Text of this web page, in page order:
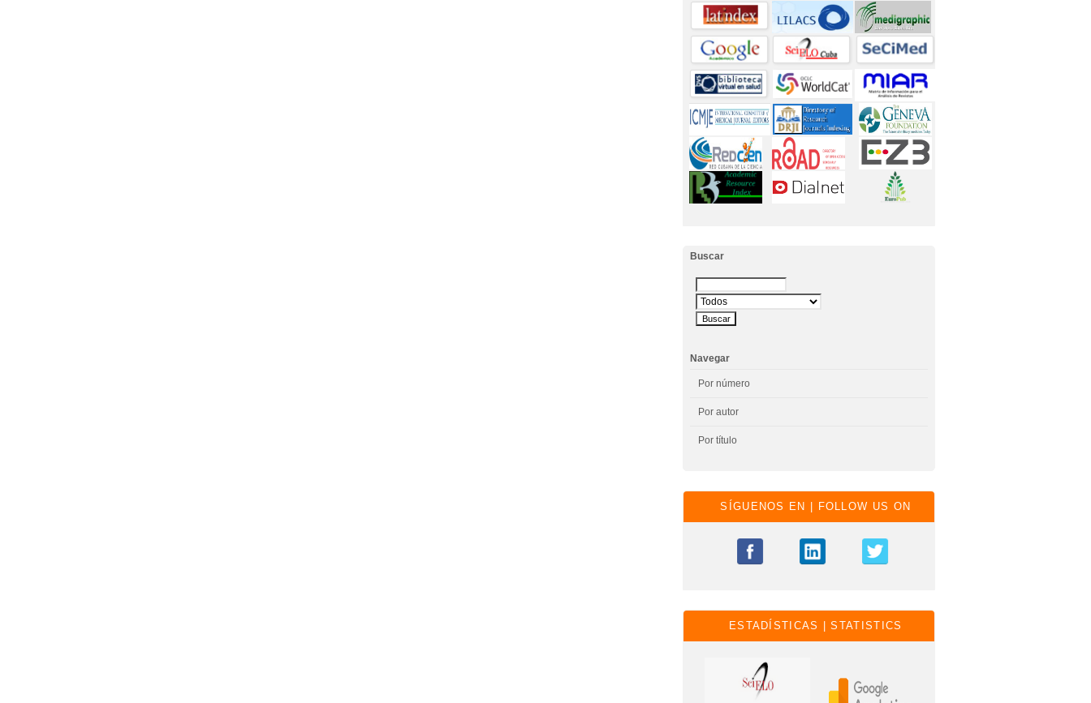
Buscar
Navegar
Por número
Por autor
Por título
SÍGUENOS EN | FOLLOW US ON
ESTADÍSTICAS | STATISTICS